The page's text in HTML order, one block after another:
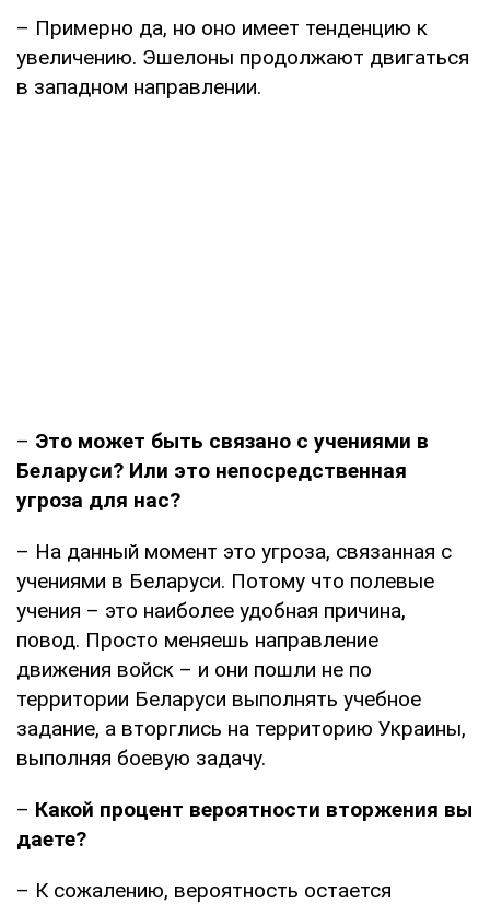
– Примерно да, но оно имеет тенденцию к
увеличению. Эшелоны продолжают двигаться
в западном направлении.
– Это может быть связано с учениями в
Беларуси? Или это непосредственная
угроза для нас?
– На данный момент это угроза, связанная с
учениями в Беларуси. Потому что полевые
учения – это наиболее удобная причина,
повод. Просто меняешь направление
движения войск – и они пошли не по
территории Беларуси выполнять учебное
задание, а вторглись на территорию Украины,
выполняя боевую задачу.
– Какой процент вероятности вторжения вы
даете?
– К сожалению, вероятность остается